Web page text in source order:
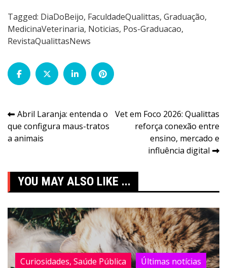
Tagged: DiaDoBeijo, FaculdadeQualittas, Graduação,
MedicinaVeterinaria, Noticias, Pos-Graduacao,
RevistaQualittasNews
Navegação
de
Abril Laranja: entenda o
que configura maus-tratos
a animais
Vet em Foco 2026: Qualittas
reforça conexão entre
ensino, mercado e
influência digital
YOU MAY ALSO LIKE ...
Curiosidades, Saúde Pública Últimas notícias